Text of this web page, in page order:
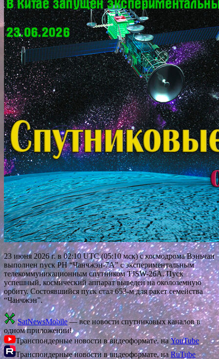
23 июня 2026 г. в 02:10 UTC (05:10 мск) с космодрома Вэньчан
выполнен пуск РН “Чанчжэн-7А” с экспериментальным
телекоммуникационным спутником TJSW-26A. Пуск
успешный, космический аппарат выведен на околоземную
орбиту. Состоявшийся пуск стал 653-м для ракет семейства
“Чанчжэн”.
SatNewsMobile— все новости спутниковых каналов в
одном приложении!
Транспондерные новости в видеоформате, наYouTube
Транспондерные новости в видеоформате, наRuTube